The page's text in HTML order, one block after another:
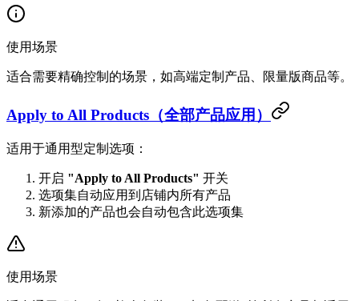
使用场景
适合需要精确控制的场景，如高端定制产品、限量版商品等。
Apply to All Products（全部产品应用）
适用于通用型定制选项：
开启 "Apply to All Products" 开关
选项集自动应用到店铺内所有产品
新添加的产品也会自动包含此选项集
使用场景